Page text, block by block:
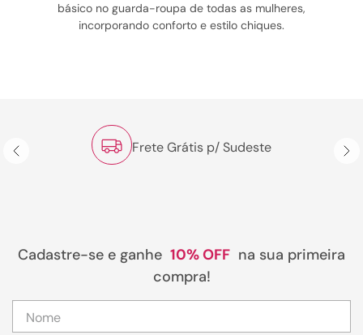
básico no guarda-roupa de todas as mulheres,
incorporando conforto e estilo chiques.
Frete Grátis p/ Sudeste
Cadastre-se e ganhe 10% OFF na sua primeira
compra!